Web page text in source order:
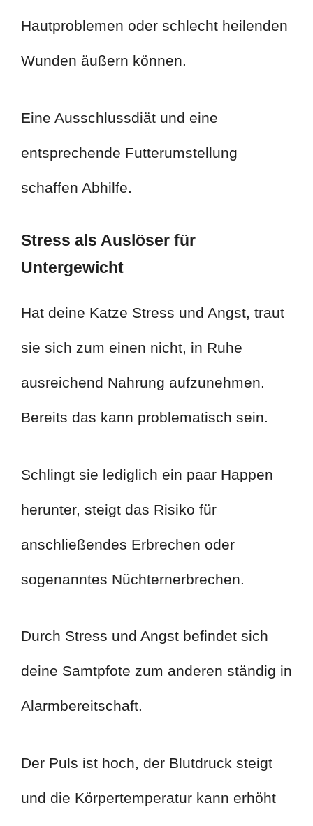
Hautproblemen oder schlecht heilenden
Wunden äußern können.
Eine Ausschlussdiät und eine
entsprechende Futterumstellung
schaffen Abhilfe.
Stress als Auslöser für
Untergewicht
Hat deine Katze Stress und Angst, traut
sie sich zum einen nicht, in Ruhe
ausreichend Nahrung aufzunehmen.
Bereits das kann problematisch sein.
Schlingt sie lediglich ein paar Happen
herunter, steigt das Risiko für
anschließendes Erbrechen oder
sogenanntes Nüchternerbrechen.
Durch Stress und Angst befindet sich
deine Samtpfote zum anderen ständig in
Alarmbereitschaft.
Der Puls ist hoch, der Blutdruck steigt
und die Körpertemperatur kann erhöht